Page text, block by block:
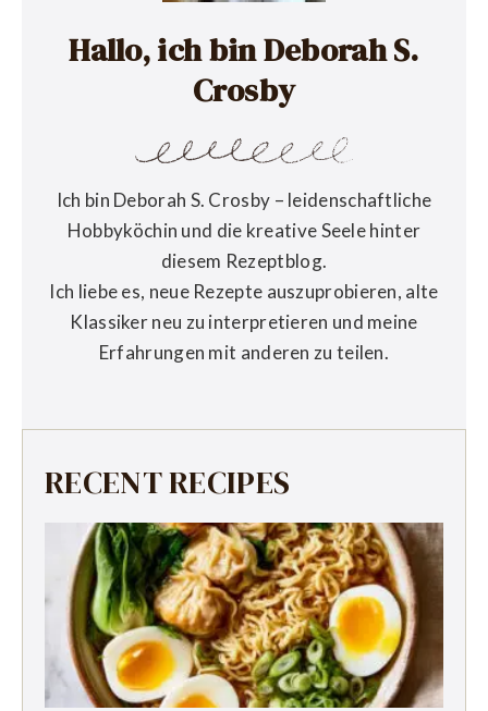
Hallo, ich bin Deborah S.
Crosby
Ich bin Deborah S. Crosby – leidenschaftliche
Hobbyköchin und die kreative Seele hinter
diesem Rezeptblog.
Ich liebe es, neue Rezepte auszuprobieren, alte
Klassiker neu zu interpretieren und meine
Erfahrungen mit anderen zu teilen.
RECENT RECIPES